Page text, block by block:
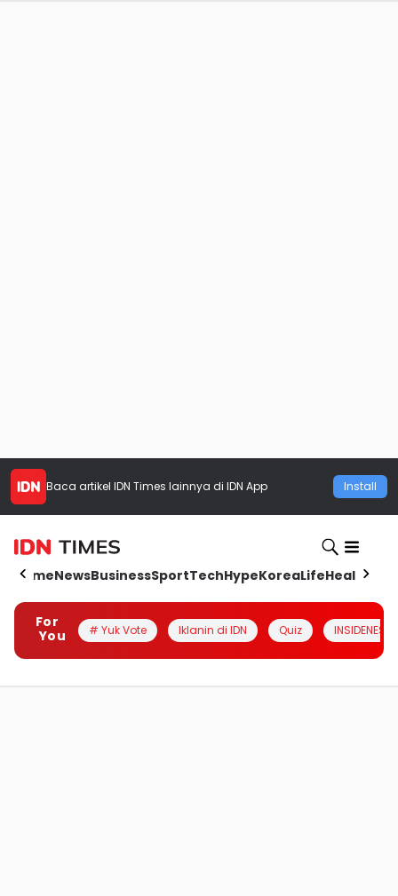
Baca artikel IDN Times lainnya di IDN App Install
HomeNewsBusinessSportTechHypeKoreaLifeHealth
For
You
# Yuk Vote Iklanin di IDN Quiz INSIDENESIA